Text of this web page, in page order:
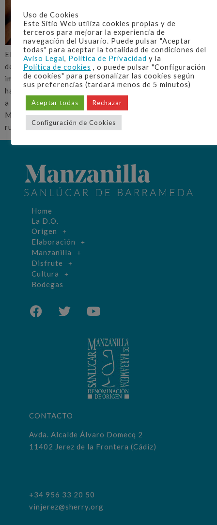
El Ayuntamiento de Sanlúcar y la Federación Española
de Periodistas y Escritores de Turismo (Fepet), entidad
impulsora de la Capitalidad Española de la Gastronomía,
han firmado el convenio de colaboración que “consolida”
a la ciudad como tal durante este año. El alcalde, Víctor
Mora, y el presidente de la Fepet, Mariano Palacín, han
rubricado el acuerdo en un encuentro […]
Home
La D.O.
Origen
Elaboración
Manzanilla
Disfrute
Cultura
Bodegas
CONTACTO
Avda. Alcalde Álvaro Domecq 2
11402 Jerez de la Frontera (Cádiz)
+34 956 33 20 50
vinjerez@sherry.org
Uso de Cookies
Este Sitio Web utiliza cookies propias y de
terceros para mejorar la experiencia de
navegación del Usuario. Puede pulsar "Aceptar
todas" para aceptar la totalidad de condiciones del
Aviso Legal, Política de Privacidad y la
Política de cookies , o puede pulsar "Configuración
de cookies" para personalizar las cookies según
sus preferencias (tardará menos de 5 minutos)
Aceptar todas Rechazar
Configuración de Cookies